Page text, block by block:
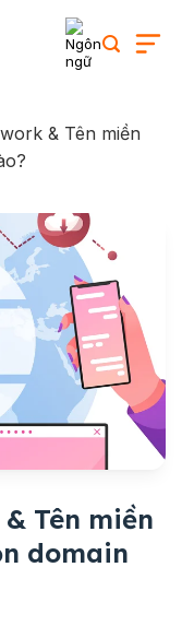
& Tên miền
Tên miền
domain